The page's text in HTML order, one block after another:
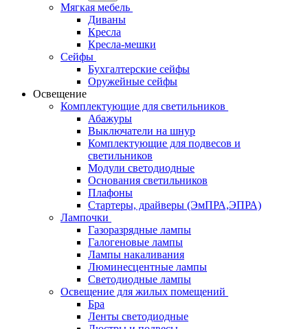
Мягкая мебель
Диваны
Кресла
Кресла-мешки
Сейфы
Бухгалтерские сейфы
Оружейные сейфы
Освещение
Комплектующие для светильников
Абажуры
Выключатели на шнур
Комплектующие для подвесов и
светильников
Модули светодиодные
Основания светильников
Плафоны
Стартеры, драйверы (ЭмПРА,ЭПРА)
Лампочки
Газоразрядные лампы
Галогеновые лампы
Лампы накаливания
Люминесцентные лампы
Светодиодные лампы
Освещение для жилых помещений
Бра
Ленты светодиодные